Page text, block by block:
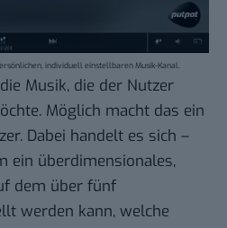
individuell einstellbaren Musik-Kanal.
Musik, die der Nutzer
Möglich macht das ein
Dabei handelt es sich –
ein überdimensionales,
dem über fünf
werden kann, welche